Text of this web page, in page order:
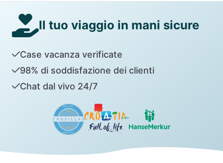
Il tuo viaggio in mani sicure
Case vacanza verificate
98% di soddisfazione dei clienti
Chat dal vivo 24/7